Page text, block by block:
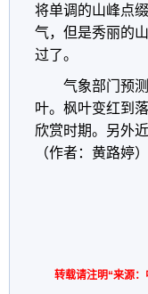
将单调的山峰点
气，但是秀丽的
过了。
气象部门预
叶。枫叶变红到
欣赏时期。另外
（作者：黄路婷）
转载请注明“来源：